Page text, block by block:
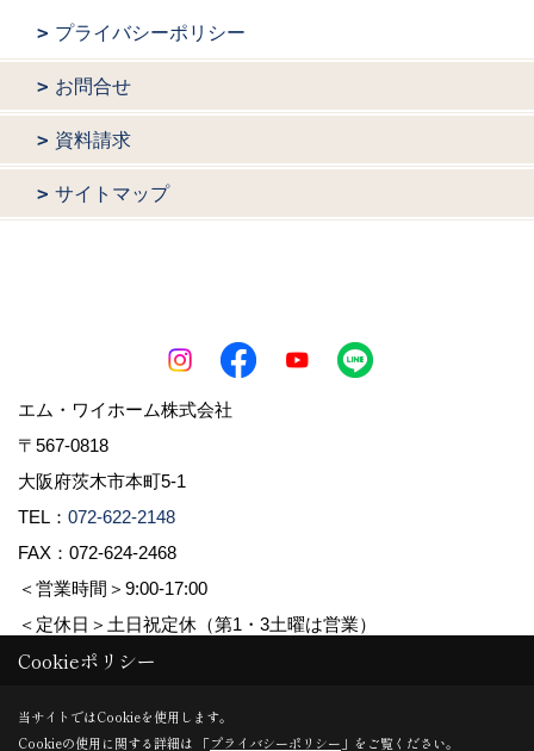
プライバシーポリシー
お問合せ
資料請求
サイトマップ
エム・ワイホーム株式会社
〒567-0818
大阪府茨木市本町5-1
TEL： 072-622-2148
FAX：072-624-2468
＜営業時間＞9:00-17:00
＜定休日＞土日祝定休（第1・3土曜は営業）
Copyright (c) pacube publishing Co.,LTD. All Rights Reserved.
Produced byゴデスクリエイト
Cookieポリシー
当サイトではCookieを使用します。
Cookieの使用に関する詳細は 「プライバシーポリシー 」をご覧ください。